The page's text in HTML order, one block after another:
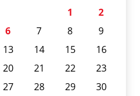
1
2
6 7 8
9
13 14 15
16
20 21 22
23
27 28 29
30